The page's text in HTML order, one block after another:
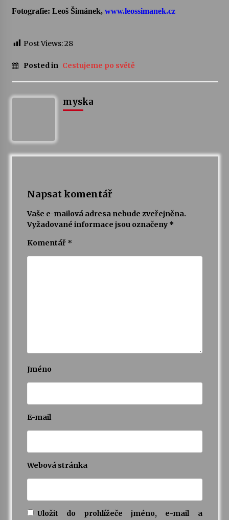
Fotografie: Leoš Šimánek, www.leossimanek.cz
Post Views:28
Posted in Cestujeme po světě
myska
Napsat komentář
Vaše e-mailová adresa nebude zveřejněna.
Vyžadované informace jsou označeny *
Komentář *
Jméno
E-mail
Webová stránka
Uložit do prohlížeče jméno, e-mail a